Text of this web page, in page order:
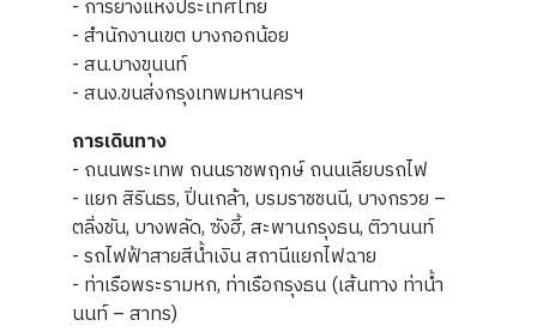
- การยางแห่งประเทศไทย
- สำนักงานเขต บางกอกน้อย
- สน.บางขุนนท์
- สนง.ขนส่งกรุงเทพมหานครฯ
การเดินทาง
- ถนนพระเทพ ถนนราชพฤกษ์ ถนนเลียบรถไฟ
- แยก สิรินธร, ปิ่นเกล้า, บรมราชชนนี, บางกรวย –
ตลิ่งชัน, บางพลัด, ซังฮี้, สะพานกรุงธน, ติวานนท์
- รถไฟฟ้าสายสีน้ำเงิน สถานีแยกไฟฉาย
- ท่าเรือพระรามหก, ท่าเรือกรุงธน (เส้นทาง ท่าน้ำ
นนท์ – สาทร)